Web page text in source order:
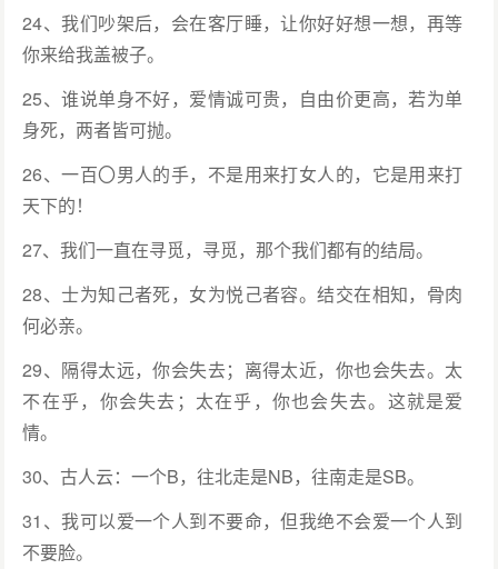
24、我们吵架后，会在客厅睡，让你好好想一想，再等
你来给我盖被子。
25、谁说单身不好，爱情诚可贵，自由价更高，若为单
身死，两者皆可抛。
26、一百〇男人的手，不是用来打女人的，它是用来打
天下的！
27、我们一直在寻觅，寻觅，那个我们都有的结局。
28、士为知己者死，女为悦己者容。结交在相知，骨肉
何必亲。
29、隔得太远，你会失去；离得太近，你也会失去。太
不在乎，你会失去；太在乎，你也会失去。这就是爱
情。
30、古人云：一个B，往北走是NB，往南走是SB。
31、我可以爱一个人到不要命，但我绝不会爱一个人到
不要脸。